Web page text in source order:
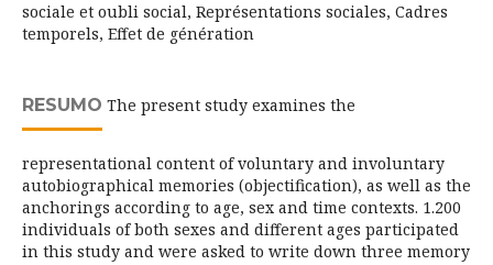
sociale et oubli social, Représentations sociales, Cadres
temporels, Effet de génération
RESUMO The present study examines the
representational content of voluntary and involuntary
autobiographical memories (objectification), as well as the
anchorings according to age, sex and time contexts. 1.200
individuals of both sexes and different ages participated
in this study and were asked to write down three memory